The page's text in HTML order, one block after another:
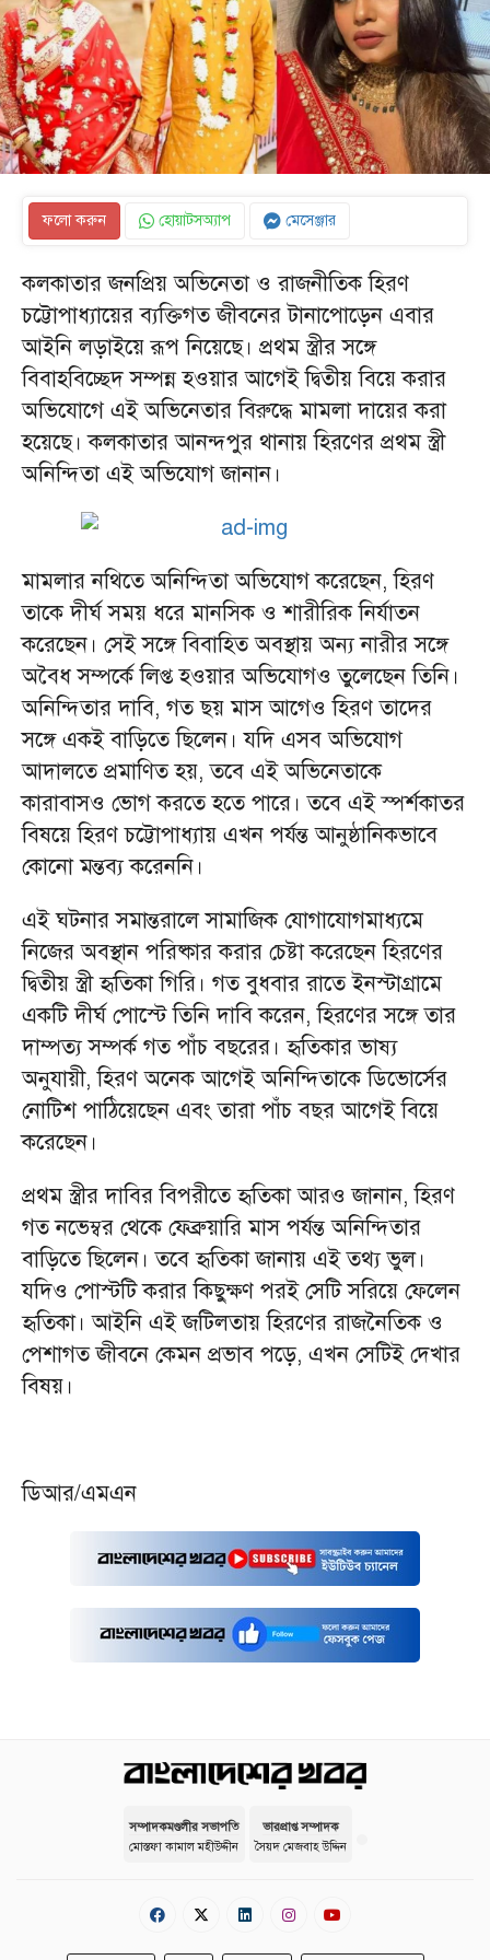
ফলো করুন হোয়াটসঅ্যাপ মেসেঞ্জার
কলকাতার জনপ্রিয় অভিনেতা ও রাজনীতিক হিরণ
চট্টোপাধ্যায়ের ব্যক্তিগত জীবনের টানাপোড়েন এবার
আইনি লড়াইয়ে রূপ নিয়েছে। প্রথম স্ত্রীর সঙ্গে
বিবাহবিচ্ছেদ সম্পন্ন হওয়ার আগেই দ্বিতীয় বিয়ে করার
অভিযোগে এই অভিনেতার বিরুদ্ধে মামলা দায়ের করা
হয়েছে। কলকাতার আনন্দপুর থানায় হিরণের প্রথম স্ত্রী
অনিন্দিতা এই অভিযোগ জানান।
মামলার নথিতে অনিন্দিতা অভিযোগ করেছেন, হিরণ
তাকে দীর্ঘ সময় ধরে মানসিক ও শারীরিক নির্যাতন
করেছেন। সেই সঙ্গে বিবাহিত অবস্থায় অন্য নারীর সঙ্গে
অবৈধ সম্পর্কে লিপ্ত হওয়ার অভিযোগও তুলেছেন তিনি।
অনিন্দিতার দাবি, গত ছয় মাস আগেও হিরণ তাদের
সঙ্গে একই বাড়িতে ছিলেন। যদি এসব অভিযোগ
আদালতে প্রমাণিত হয়, তবে এই অভিনেতাকে
কারাবাসও ভোগ করতে হতে পারে। তবে এই স্পর্শকাতর
বিষয়ে হিরণ চট্টোপাধ্যায় এখন পর্যন্ত আনুষ্ঠানিকভাবে
কোনো মন্তব্য করেননি।
এই ঘটনার সমান্তরালে সামাজিক যোগাযোগমাধ্যমে
নিজের অবস্থান পরিষ্কার করার চেষ্টা করেছেন হিরণের
দ্বিতীয় স্ত্রী হৃতিকা গিরি। গত বুধবার রাতে ইনস্টাগ্রামে
একটি দীর্ঘ পোস্টে তিনি দাবি করেন, হিরণের সঙ্গে তার
দাম্পত্য সম্পর্ক গত পাঁচ বছরের। হৃতিকার ভাষ্য
অনুযায়ী, হিরণ অনেক আগেই অনিন্দিতাকে ডিভোর্সের
নোটিশ পাঠিয়েছেন এবং তারা পাঁচ বছর আগেই বিয়ে
করেছেন।
প্রথম স্ত্রীর দাবির বিপরীতে হৃতিকা আরও জানান, হিরণ
গত নভেম্বর থেকে ফেব্রুয়ারি মাস পর্যন্ত অনিন্দিতার
বাড়িতে ছিলেন। তবে হৃতিকা জানায় এই তথ্য ভুল।
যদিও পোস্টটি করার কিছুক্ষণ পরই সেটি সরিয়ে ফেলেন
হৃতিকা। আইনি এই জটিলতায় হিরণের রাজনৈতিক ও
পেশাগত জীবনে কেমন প্রভাব পড়ে, এখন সেটিই দেখার
বিষয়।
ডিআর/এমএন
সম্পাদকমণ্ডলীর সভাপতি
মোস্তফা কামাল মহীউদ্দীন
ভারপ্রাপ্ত সম্পাদক
সৈয়দ মেজবাহ উদ্দিন